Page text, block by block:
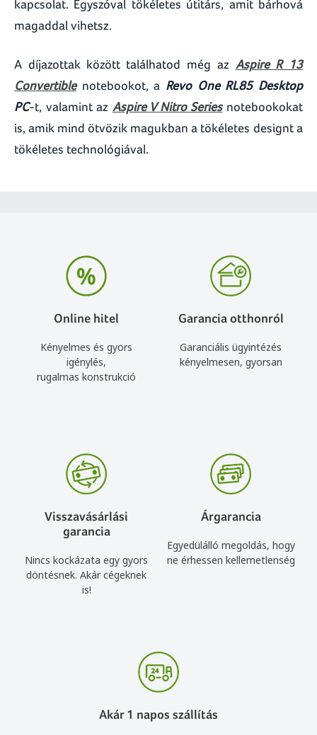
kapcsolat. Egyszóval tökéletes útitárs, amit bárhová
magaddal vihetsz.
A díjazottak között találhatod még az Aspire R 13
Convertiblenotebookot, a Revo One RL85 Desktop
PC-t, valamint az Aspire V Nitro Seriesnotebookokat
is, amik mind ötvözik magukban a tökéletes designt a
tökéletes technológiával.
Online hitel
Kényelmes és gyors
igénylés,
rugalmas konstrukció
Garancia otthonról
Garanciális ügyintézés
kényelmesen, gyorsan
Visszavásárlási
garancia
Nincs kockázata egy gyors
döntésnek. Akár cégeknek
is!
Árgarancia
Egyedülálló megoldás, hogy
ne érhessen kellemetlenség
Akár 1 napos szállítás